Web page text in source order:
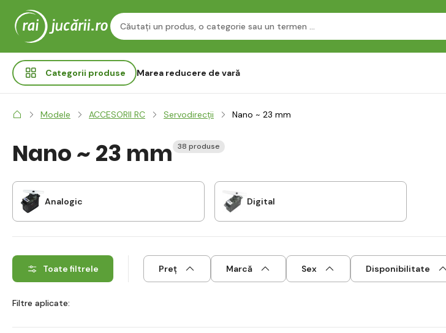
Categorii produse Marea reducere de vară
Modele ACCESORII RC Servodirecții Nano ~ 23 mm
Nano ~ 23 mm 38 produse
Analogic Digital
Toate filtrele Preț Marcă Sex Disponibilitate
Filtre aplicate: